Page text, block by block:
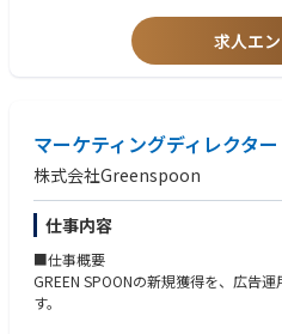
決められたブランドを運営するので
ブランドそのものを磨き上げ、進化
ブランドマネージャーは、
ブランド戦略を描くだけのポジション
ブランドコンセプトを製品・クリエ
み、
その成果を売上・LTV・顧客体験とし
牽引していただきます。
企画だけで終わらず、自らの意思決定
“支える側”にとどまらず、事業成長
新商品、および既存商品リニューアル
生産スケジュールの策定と管理
生産工場との折衝、最適な生産原価の
最適な在庫数量の管理と検討
生産オペレーション改善に向けた各種
GREEN SPOONのビジョン「自分を
計画性と調整力がある方
数字やデータ分析が得意な方
求人エ
マーケティングディレクター
株式会社Greenspoon
仕事内容
■仕事概要
GREEN SPOONの新規獲得を、広告
す。